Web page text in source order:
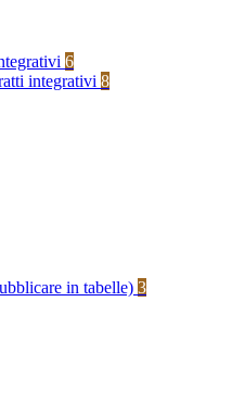
6
integrativi 8
in tabelle) 3